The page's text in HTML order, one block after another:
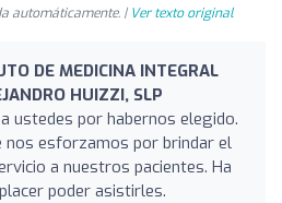
automáticamente. | Ver texto original
DE MEDICINA INTEGRAL
HUIZZI, SLP
ustedes por habernos elegido.
nos esforzamos por brindar el
a nuestros pacientes. Ha
poder asistirles.